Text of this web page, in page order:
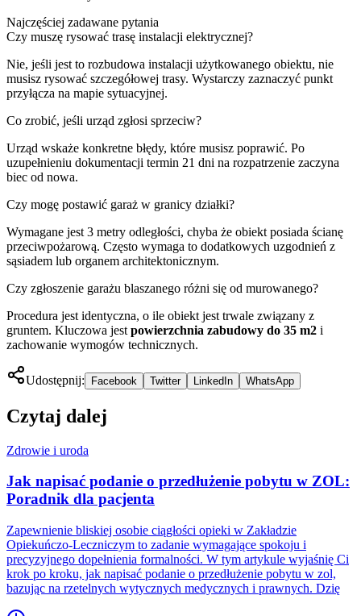
Najczęściej zadawane pytania
Czy muszę rysować trasę instalacji elektrycznej?
Nie, jeśli jest to rozbudowa instalacji użytkowanego obiektu, nie
musisz rysować szczegółowej trasy. Wystarczy zaznaczyć punkt
przyłącza na mapie sytuacyjnej.
Co zrobić, jeśli urząd zgłosi sprzeciw?
Urząd wskaże konkretne błędy, które musisz poprawić. Po
uzupełnieniu dokumentacji termin 21 dni na rozpatrzenie zaczyna
biec od nowa.
Czy mogę postawić garaż w granicy działki?
Wymagane jest 3 metry odległości, chyba że obiekt posiada ścianę
przeciwpożarową. Często wymaga to dodatkowych uzgodnień z
sąsiadem lub organem architektonicznym.
Czy zgłoszenie garażu blaszanego różni się od murowanego?
Procedura jest identyczna, o ile obiekt jest trwale związany z
gruntem. Kluczowa jest powierzchnia zabudowy do 35 m2 i
zachowanie wymogów technicznych.
Udostępnij: Facebook Twitter LinkedIn WhatsApp
Czytaj dalej
Zdrowie i uroda
Jak napisać podanie o przedłużenie pobytu w ZOL:
Poradnik dla pacjenta
Zapewnienie bliskiej osobie ciągłości opieki w Zakładzie
Opiekuńczo-Leczniczym to zadanie wymagające spokoju i
precyzyjnego dopełnienia formalności. W tym artykule wyjaśnię Ci
krok po kroku, jak napisać podanie o przedłużenie pobytu w zol,
bazując na rzetelnych wytycznych medycznych i prawnych. Dzię